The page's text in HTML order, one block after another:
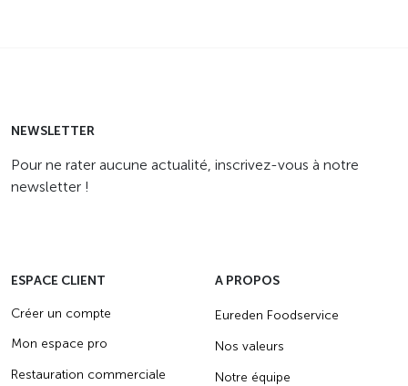
NEWSLETTER
Pour ne rater aucune actualité, inscrivez-vous à notre
newsletter !
ESPACE CLIENT
Créer un compte
Mon espace pro
Restauration commerciale
A PROPOS
Eureden Foodservice
Nos valeurs
Notre équipe